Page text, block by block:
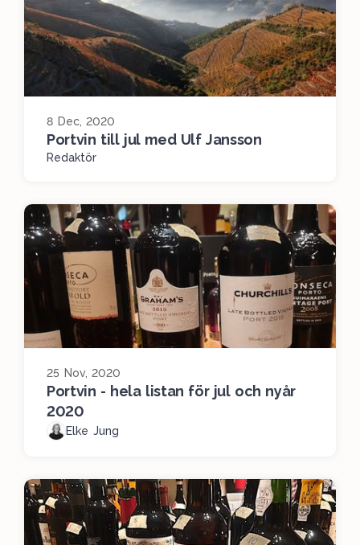
8 Dec, 2020
Portvin till jul med Ulf Jansson
Redaktör
25 Nov, 2020
Portvin - hela listan för jul och nyår
2020
Elke Jung